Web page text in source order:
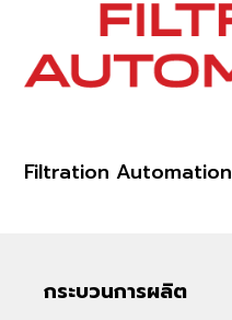
Filtration Automation
กระบวนการผลิต